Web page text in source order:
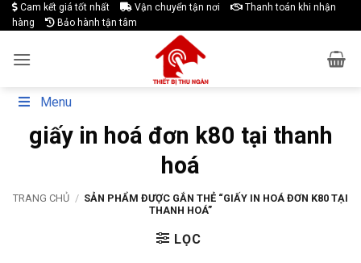
Skip
to
Cam kết giá tốt nhất Vận chuyển tận nơi
Thanh toán khi nhận
hàng
Bảo hành tận tâm
Menu
giấy in hoá đơn k80 tại thanh
hoá
TRANG CHỦ / SẢN PHẨM ĐƯỢC GẮN THẺ “GIẤY IN HOÁ ĐƠN K80 TẠI
THANH HOÁ”
LỌC